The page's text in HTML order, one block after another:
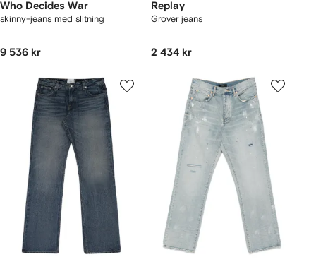
Who Decides War
skinny-jeans med slitning
9 536 kr
Replay
Grover jeans
2 434 kr